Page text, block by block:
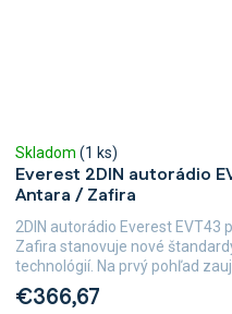
Everest 2DIN autorádio
Antara / Zafira
Skladom (1 ks)
€366,67
2DIN autorádio Everest EVT43
Zafira stanovuje nové
technológií. Na prvý pohľad